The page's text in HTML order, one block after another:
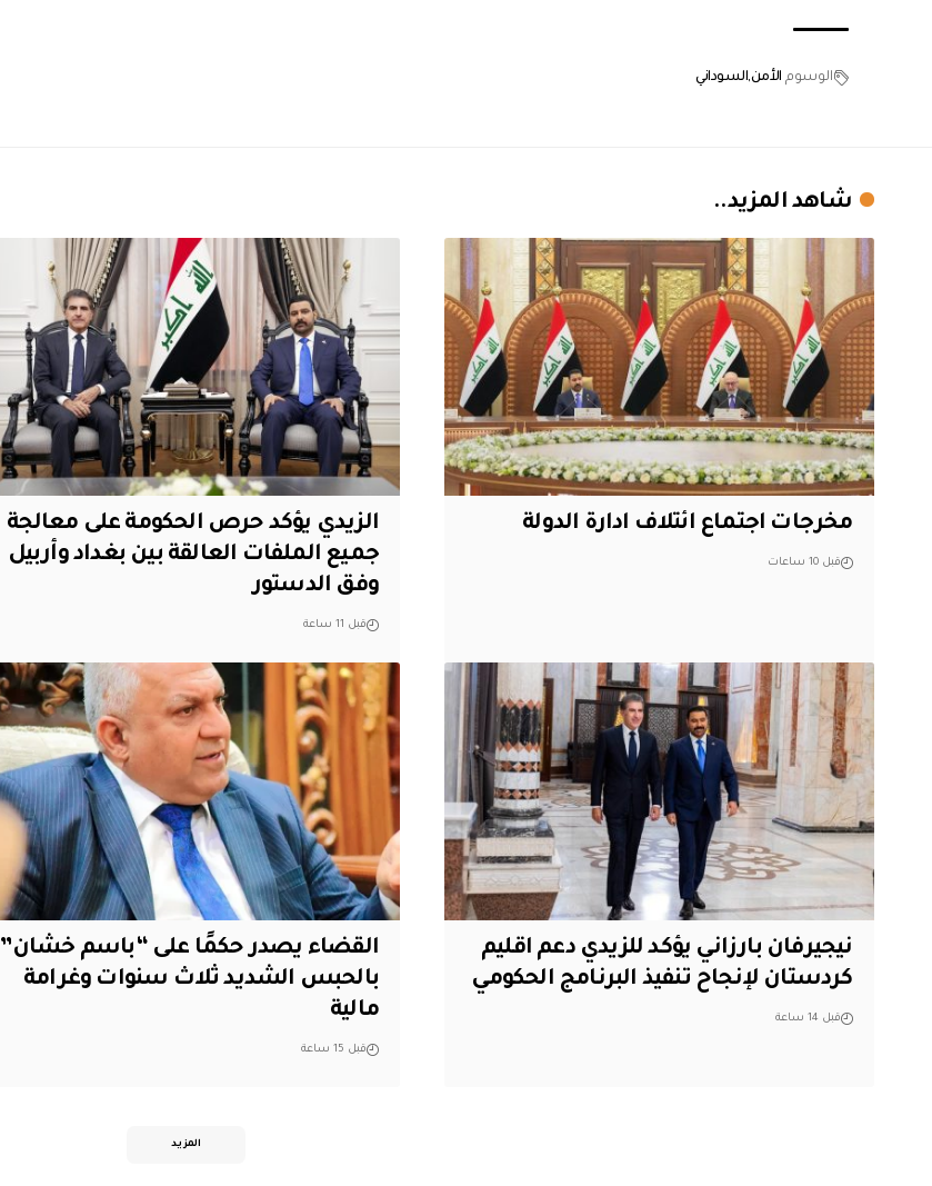
الوسوم الأمن السوداني
شاهد المزيد..
مخرجات اجتماع ائتلاف ادارة الدولة
قبل 10 ساعات
الزيدي يؤكد حرص الحكومة على معالجة
جميع الملفات العالقة بين بغداد وأربيل
وفق الدستور
قبل 11 ساعة
نيجيرفان بارزاني يؤكد للزيدي دعم اقليم
‏كردستان لإنجاح تنفيذ البرنامج الحكومي
قبل 14 ساعة
القضاء يصدر حكمًا على “باسم خشان”
بالحبس الشديد ثلاث سنوات وغرامة
مالية
قبل 15 ساعة
المزيد